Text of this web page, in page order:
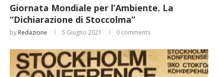
Giornata Mondiale per l’Ambiente. La
“Dichiarazione di Stoccolma”
by Redazione 5 Giugno 2021 0 comments